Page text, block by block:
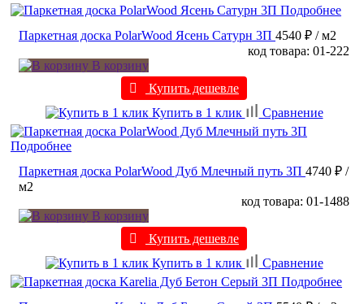
Подробнее
Паркетная доска PolarWood Ясень Сатурн 3П 4540 ₽ / м2
код товара: 01-222
В корзину
Купить дешевле
Купить в 1 клик
Сравнение
Подробнее
Паркетная доска PolarWood Дуб Млечный путь 3П 4740 ₽ /
м2
код товара: 01-1488
В корзину
Купить дешевле
Купить в 1 клик
Сравнение
Подробнее